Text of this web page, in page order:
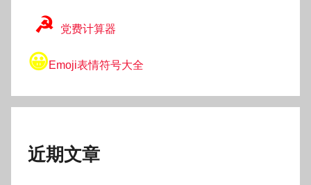
☭ 党费计算器
😀Emoji表情符号大全
近期文章